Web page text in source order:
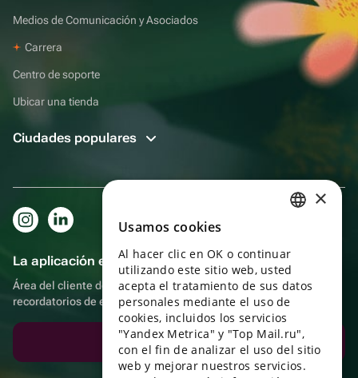
Medios de Comunicación y Asociados
Carrera
Centro de soporte
Ubicar una tienda
Ciudades populares
La aplicación es aún más práctica.
Área del cliente del destinatario, más bonos por compras y
recordatorios de eventos
Descargar la aplicación
ENGLISH
UKRAINIAN
PORTUGUESE
SPANISH
HUNGARIAN
×
Usamos cookies
Al hacer clic en OK o continuar
utilizando este sitio web, usted
acepta el tratamiento de sus datos
personales mediante el uso de
cookies, incluidos los servicios
"Yandex Metrica" y "Top Mail.ru",
con el fin de analizar el uso del sitio
web y mejorar nuestros servicios.